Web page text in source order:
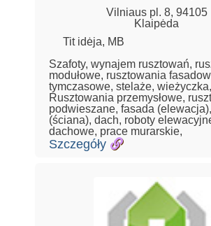
Vilniaus pl. 8, 94105
Klaipėda
Tit idėja, MB
Szafoty, wynajem rusztowań,
modułowe, rusztowania
tymczasowe, stelaże, wieżyczka,
Rusztowania przemysłowe,
podwieszane, fasada
(ściana), dach, roboty
dachowe, prace murarskie,
Szczegóły